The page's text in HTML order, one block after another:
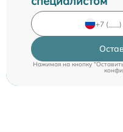
Нажимая на кнопку